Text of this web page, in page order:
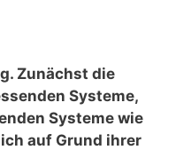
Zunächst die
Systeme,
Systeme wie
auf Grund ihrer